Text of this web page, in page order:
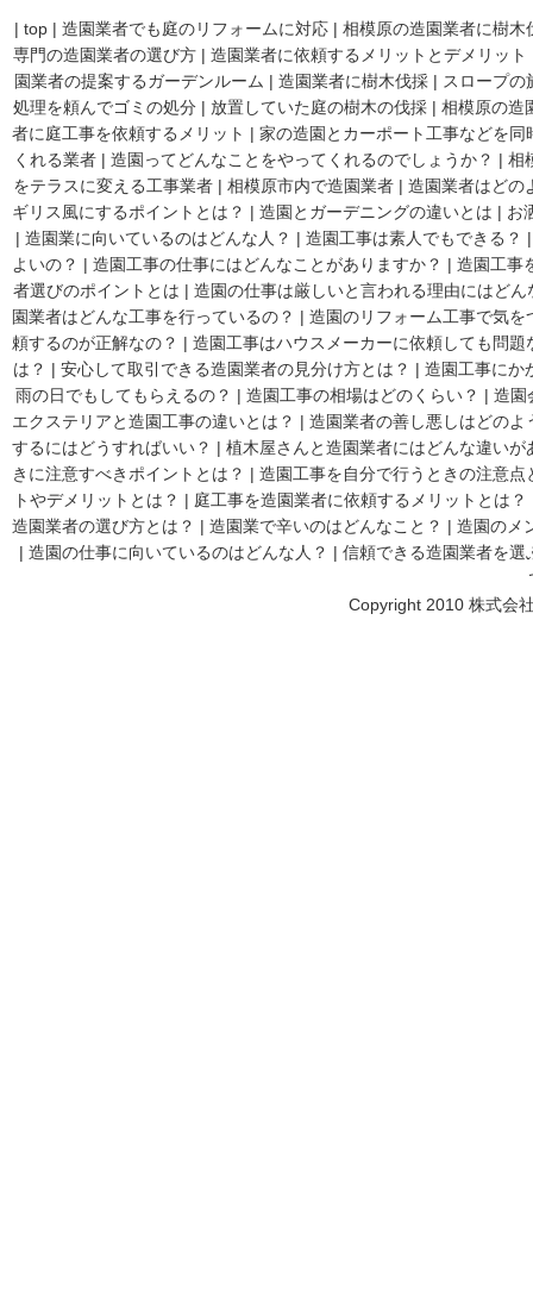
| top | 造園業者でも庭のリフォームに対応 | 相模原の造園業者に樹木
専門の造園業者の選び方 | 造園業者に依頼するメリットとデメリット
園業者の提案するガーデンルーム | 造園業者に樹木伐採 | スロープの
処理を頼んでゴミの処分 | 放置していた庭の樹木の伐採 | 相模原の造
者に庭工事を依頼するメリット | 家の造園とカーポート工事などを同
くれる業者 | 造園ってどんなことをやってくれるのでしょうか？ | 相
をテラスに変える工事業者 | 相模原市内で造園業者 | 造園業者はどの
ギリス風にするポイントとは？ | 造園とガーデニングの違いとは | お
| 造園業に向いているのはどんな人？ | 造園工事は素人でもできる？
よいの？ | 造園工事の仕事にはどんなことがありますか？ | 造園工事
者選びのポイントとは | 造園の仕事は厳しいと言われる理由にはどん
園業者はどんな工事を行っているの？ | 造園のリフォーム工事で気
頼するのが正解なの？ | 造園工事はハウスメーカーに依頼しても問題
は？ | 安心して取引できる造園業者の見分け方とは？ | 造園工事にか
雨の日でもしてもらえるの？ | 造園工事の相場はどのくらい？ | 造園
エクステリアと造園工事の違いとは？ | 造園業者の善し悪しはどの
するにはどうすればいい？ | 植木屋さんと造園業者にはどんな違いが
きに注意すべきポイントとは？ | 造園工事を自分で行うときの注意点
トやデメリットとは？ | 庭工事を造園業者に依頼するメリットとは？
造園業者の選び方とは？ | 造園業で辛いのはどんなこと？ | 造園のメ
| 造園の仕事に向いているのはどんな人？ | 信頼できる造園業者を選
Copyright 2010 株式会